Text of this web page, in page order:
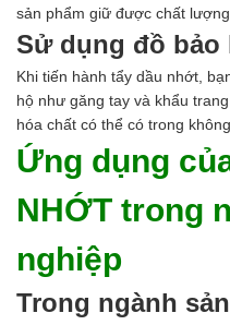
sản phẩm giữ được chất
Sử dụng đồ bảo
Khi tiến hành tẩy dầu nhớt,
hộ như găng tay và khẩu
hóa chất có thể có trong
Ứng dụng
NHỚT trong
nghiệp
Trong ngành